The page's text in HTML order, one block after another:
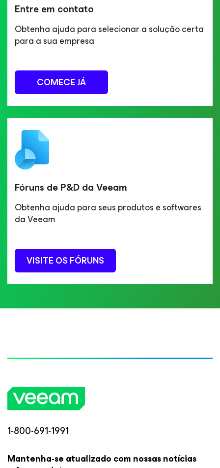
Entre em contato
Obtenha ajuda para selecionar a solução certa
para a sua empresa
COMECE JÁ
Fóruns de P&D da Veeam
Obtenha ajuda para seus produtos e softwares
da Veeam
VISITE OS FÓRUNS
1-800-691-1991
Mantenha-se atualizado com nossas notícias